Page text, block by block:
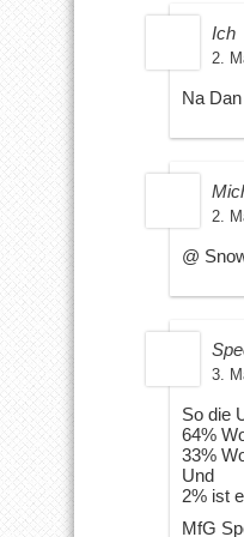
Ich
2.
Na
2.
@
3.
So die
64%
33%
Und
2% ist
MfG